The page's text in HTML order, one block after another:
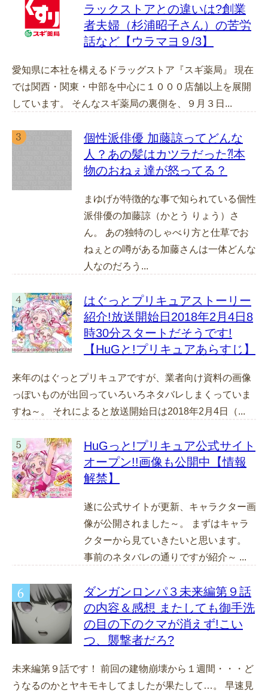
ラックストアとの違いは?創業
者夫婦（杉浦昭子さん）の苦労
話など【ウラマヨ９/3】
愛知県に本社を構えるドラッグストア『スギ薬局』 現在
では関西・関東・中部を中心に１０００店舗以上を展開
しています。 そんなスギ薬局の裏側を、９月３日...
個性派俳優 加藤諒ってどんな
人？あの髪はカツラだった⁈本
物のおねぇ達が怒ってる？
まゆげが特徴的な事で知られている個性
派俳優の加藤諒（かとう りょう）さ
ん。 あの独特のしゃべり方と仕草でお
ねぇとの噂がある加藤さんは一体どんな
人なのだろう...
はぐっとプリキュアストーリー
紹介!放送開始日2018年2月4日8
時30分スタートだそうです!
【HuGと!プリキュアあらすじ】
来年のはぐっとプリキュアですが、業者向け資料の画像
っぽいものが出回っていろいろネタバレしまくっていま
すね～。 それによると放送開始日は2018年2月4日（...
HuGっと!プリキュア公式サイト
オープン!!画像も公開中【情報
解禁】
遂に公式サイトが更新、キャラクター画
像が公開されました～。 まずはキャラ
クターから見ていきたいと思います。
事前のネタバレの通りですが紹介～ ...
ダンガンロンパ３未来編第９話
の内容＆感想 またしても御手洗
の目の下のクマが消えず!こい
つ、襲撃者だろ?
未来編第９話です！ 前回の建物崩壊から１週間・・・ど
うなるのかとヤキモキしてましたが果たして…。 早速見